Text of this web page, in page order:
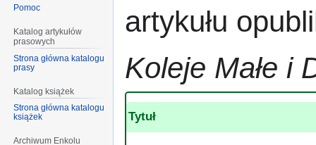
artykułu
Koleje Małe i
Tytuł
Pomoc
Katalog artykułów
prasowych
Strona główna katalogu
prasy
Katalog książek
Strona główna katalogu
książek
Archiwum Enkolu